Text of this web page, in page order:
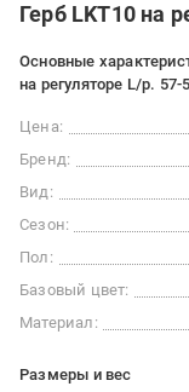
Герб LKT10 на
Основные
на регуляторе L/р.
Цена:
Бренд:
Вид:
Сезон:
Пол:
Базовый цвет:
Материал:
Размеры и вес